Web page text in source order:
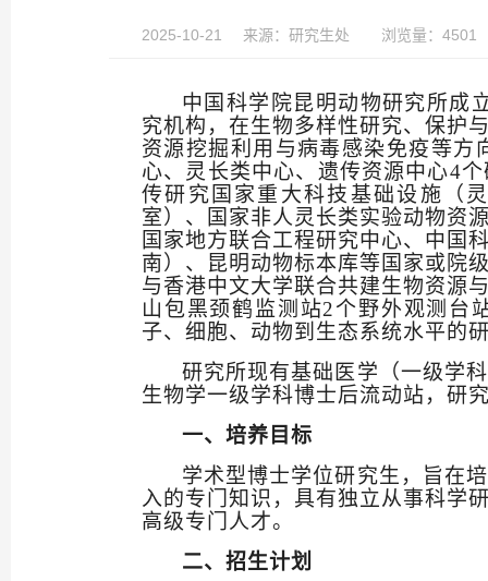
2025-10-21 来源： 研究生处 浏览量：4501
中国科学院昆明动物研究所成
究机构，在生物多样性研究、保护
资源挖掘利用与病毒感染免疫等方
心、灵长类中心、遗传资源中心4
传研究国家重大科技基础设施（
室）、国家非人灵长类实验动物资
国家地方联合工程研究中心、中国
南）、昆明动物标本库等国家或院
与香港中文大学联合共建生物资源
山包黑颈鹤监测站2个野外观测台
子、细胞、动物到生态系统水平的
研究所现有基础医学（一级学
生物学一级学科博士后流动站，研
一、培养目标
学术型博士学位研究生，旨在
入的专门知识，具有独立从事科学
高级专门人才。
二、招生计划